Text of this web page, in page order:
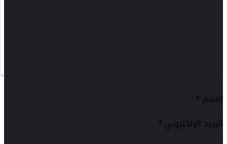
الاسم *
البريد الإلكتروني *